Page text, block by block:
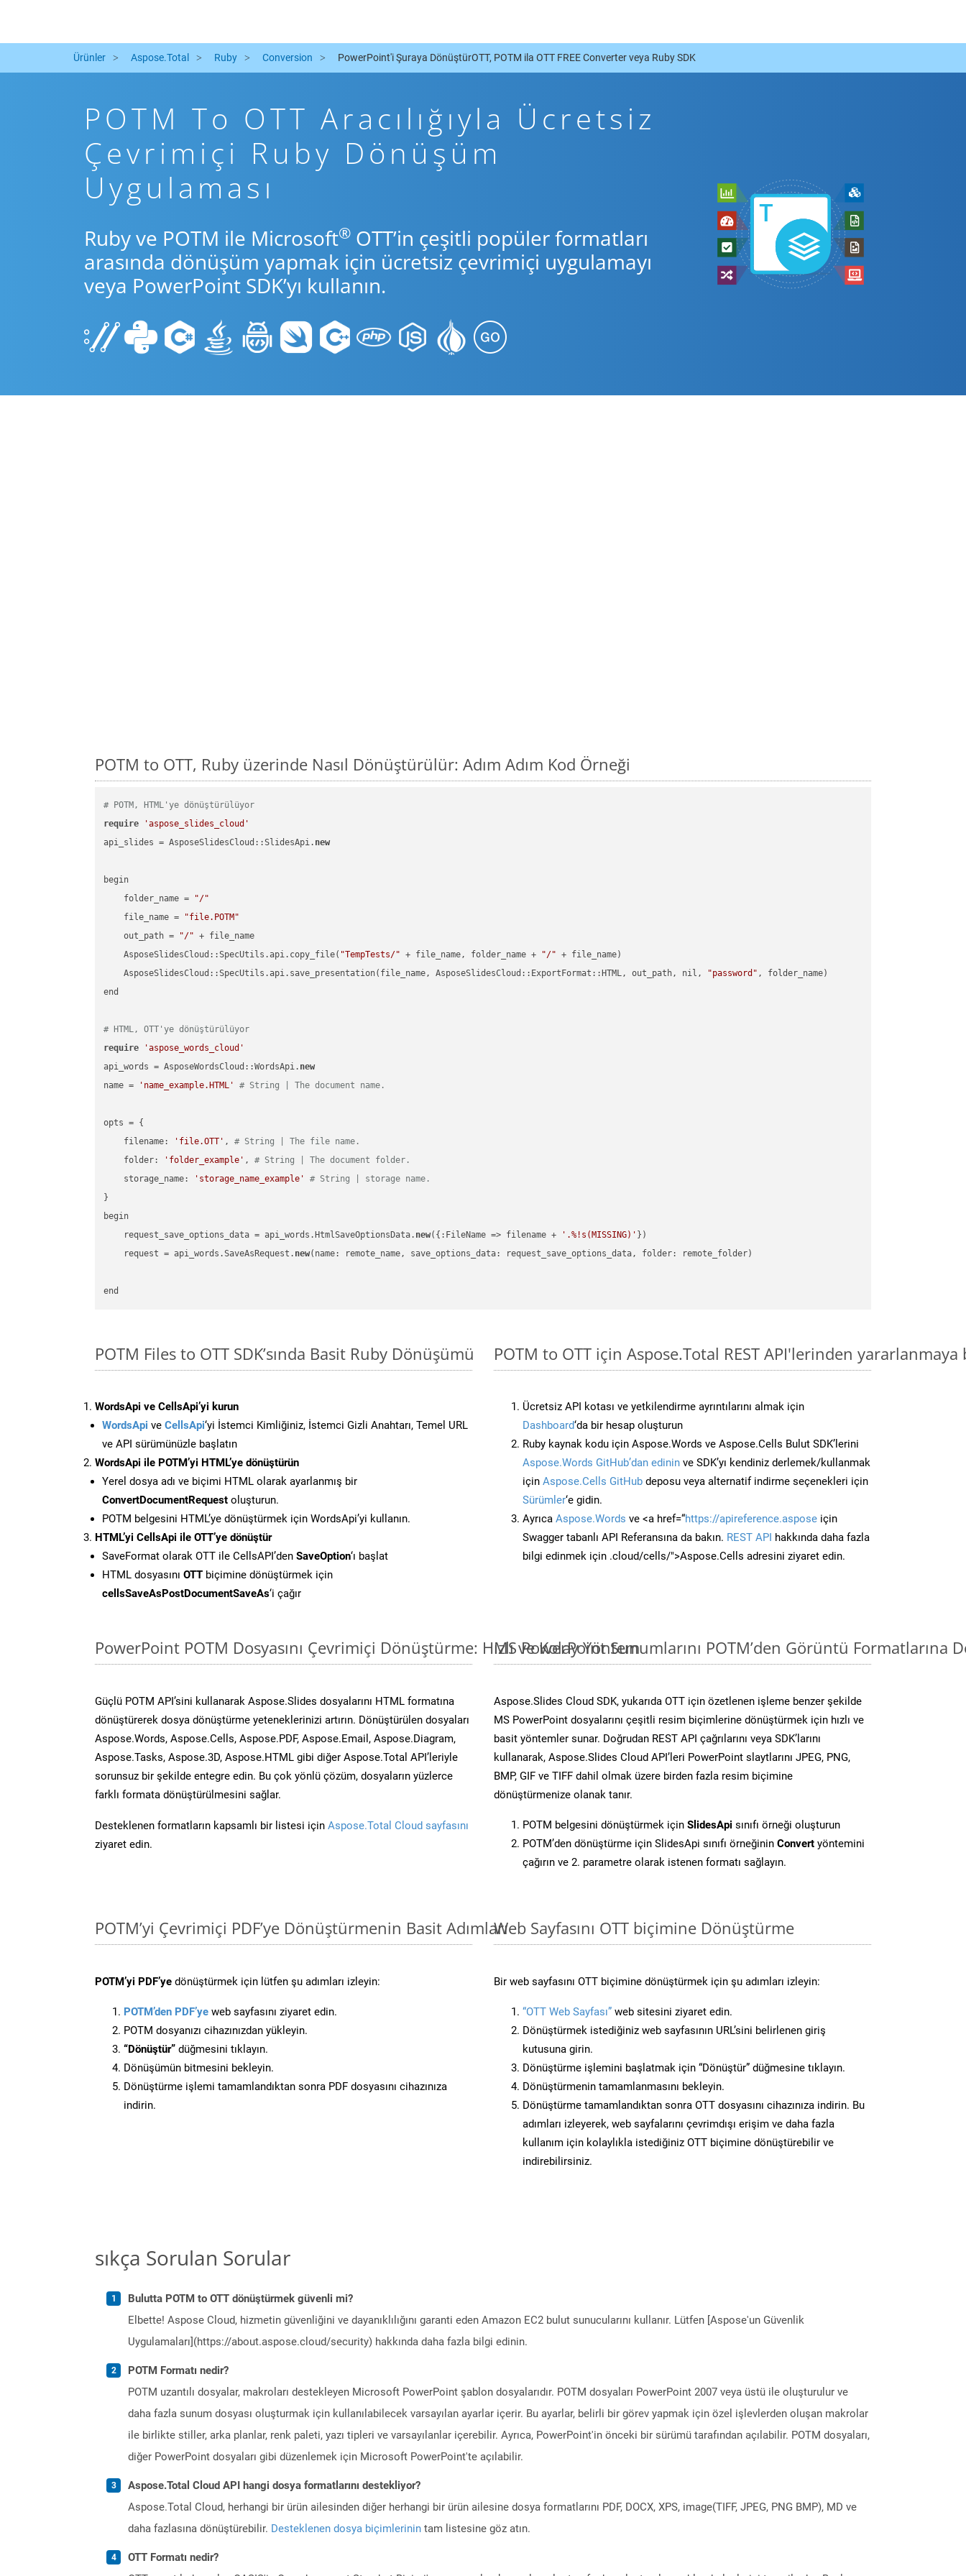
Ürünler Aspose.Total Ruby Conversion PowerPoint'i Şuraya DönüştürOTT, POTM ila OTT FREE Converter veya Ruby SDK
POTM To OTT Aracılığıyla Ücretsiz
Çevrimiçi Ruby Dönüşüm
Uygulaması
Ruby ve POTM ile Microsoft® OTT’in çeşitli popüler formatları
arasında dönüşüm yapmak için ücretsiz çevrimiçi uygulamayı
veya PowerPoint SDK’yı kullanın.
POTM to OTT, Ruby üzerinde Nasıl Dönüştürülür: Adım Adım Kod Örneği
# POTM, HTML'ye dönüştürülüyor
require
'aspose_slides_cloud'
api_slides = AsposeSlidesCloud::SlidesApi. new
begin
    folder_name =
"/"
    file_name =
"file.POTM"
    out_path =
"/" + file_name
    AsposeSlidesCloud::SpecUtils.api.copy_file(
"TempTests/" + file_name, folder_name + "/" + file_name)
    AsposeSlidesCloud::SpecUtils.api.save_presentation(file_name, AsposeSlidesCloud::ExportFormat::HTML, out_path, nil,
"password" , folder_name)
end
# HTML, OTT'ye dönüştürülüyor
require
'aspose_words_cloud'
api_words = AsposeWordsCloud::WordsApi. new
name =
'name_example.HTML' # String | The document name.
opts = {
    filename:
'file.OTT' , # String | The file name.
    folder:
'folder_example' , # String | The document folder.
    storage_name:
'storage_name_example'
# String | storage name.
}
begin
    request_save_options_data = api_words.HtmlSaveOptionsData.
new({:FileName => filename + '.%!s(MISSING)' })
    request = api_words.SaveAsRequest.
new(name: remote_name, save_options_data: request_save_options_data, folder: remote_folder)
POTM Files to OTT SDK’sında Basit Ruby Dönüşümü
WordsApi ve CellsApi’yi kurun
WordsApi ve CellsApi‘yi İstemci Kimliğiniz, İstemci Gizli Anahtarı, Temel URL
ve API sürümünüzle başlatın
WordsApi ile POTM’yi HTML’ye dönüştürün
Yerel dosya adı ve biçimi HTML olarak ayarlanmış bir
ConvertDocumentRequest oluşturun.
POTM belgesini HTML’ye dönüştürmek için WordsApi’yi kullanın.
HTML’yi CellsApi ile OTT’ye dönüştür
SaveFormat olarak OTT ile CellsAPI’den SaveOption‘ı başlat
HTML dosyasını OTT biçimine dönüştürmek için
cellsSaveAsPostDocumentSaveAs‘i çağır
POTM to OTT için Aspose.Total REST API'lerinden yararlanmaya
Ücretsiz API kotası ve yetkilendirme ayrıntılarını almak için
Dashboard‘da bir hesap oluşturun
Ruby kaynak kodu için Aspose.Words ve Aspose.Cells Bulut SDK’lerini
Aspose.Words GitHub’dan edinin ve SDK’yı kendiniz derlemek/kullanmak
için Aspose.Cells GitHub deposu veya alternatif indirme seçenekleri için
Sürümler‘e gidin.
Ayrıca Aspose.Words ve <a href=“https://apireference.aspose için
Swagger tabanlı API Referansına da bakın. REST API hakkında daha fazla
bilgi edinmek için .cloud/cells/">Aspose.Cells adresini ziyaret edin.
PowerPoint POTM Dosyasını Çevrimiçi Dönüştürme: Hızlı ve Kolay Yöntem
Güçlü POTM API’sini kullanarak Aspose.Slides dosyalarını HTML formatına
dönüştürerek dosya dönüştürme yeteneklerinizi artırın. Dönüştürülen dosyaları
Aspose.Words, Aspose.Cells, Aspose.PDF, Aspose.Email, Aspose.Diagram,
Aspose.Tasks, Aspose.3D, Aspose.HTML gibi diğer Aspose.Total API’leriyle
sorunsuz bir şekilde entegre edin. Bu çok yönlü çözüm, dosyaların yüzlerce
farklı formata dönüştürülmesini sağlar.
Desteklenen formatların kapsamlı bir listesi için Aspose.Total Cloud sayfasını
ziyaret edin.
MS PowerPoint Sunumlarını POTM’den Görüntü Formatlarına
Aspose.Slides Cloud SDK, yukarıda OTT için özetlenen işleme benzer şekilde
MS PowerPoint dosyalarını çeşitli resim biçimlerine dönüştürmek için hızlı ve
basit yöntemler sunar. Doğrudan REST API çağrılarını veya SDK’larını
kullanarak, Aspose.Slides Cloud API’leri PowerPoint slaytlarını JPEG, PNG,
BMP, GIF ve TIFF dahil olmak üzere birden fazla resim biçimine
dönüştürmenize olanak tanır.
POTM belgesini dönüştürmek için SlidesApi sınıfı örneği oluşturun
POTM’den dönüştürme için SlidesApi sınıfı örneğinin Convert yöntemini
çağırın ve 2. parametre olarak istenen formatı sağlayın.
POTM’yi Çevrimiçi PDF’ye Dönüştürmenin Basit Adımları
POTM’yi PDF’ye dönüştürmek için lütfen şu adımları izleyin:
POTM’den PDF’ye web sayfasını ziyaret edin.
POTM dosyanızı cihazınızdan yükleyin.
“Dönüştür” düğmesini tıklayın.
Dönüşümün bitmesini bekleyin.
Dönüştürme işlemi tamamlandıktan sonra PDF dosyasını cihazınıza
indirin.
Web Sayfasını OTT biçimine Dönüştürme
Bir web sayfasını OTT biçimine dönüştürmek için şu adımları izleyin:
“OTT Web Sayfası” web sitesini ziyaret edin.
Dönüştürmek istediğiniz web sayfasının URL’sini belirlenen giriş
kutusuna girin.
Dönüştürme işlemini başlatmak için “Dönüştür” düğmesine tıklayın.
Dönüştürmenin tamamlanmasını bekleyin.
Dönüştürme tamamlandıktan sonra OTT dosyasını cihazınıza indirin. Bu
adımları izleyerek, web sayfalarını çevrimdışı erişim ve daha fazla
kullanım için kolaylıkla istediğiniz OTT biçimine dönüştürebilir ve
indirebilirsiniz.
sıkça Sorulan Sorular
Bulutta POTM to OTT dönüştürmek güvenli mi?
Elbette! Aspose Cloud, hizmetin güvenliğini ve dayanıklılığını garanti eden Amazon EC2 bulut sunucularını kullanır. Lütfen [Aspose'un Güvenlik
Uygulamaları](https://about.aspose.cloud/security) hakkında daha fazla bilgi edinin.
POTM Formatı nedir?
POTM uzantılı dosyalar, makroları destekleyen Microsoft PowerPoint şablon dosyalarıdır. POTM dosyaları PowerPoint 2007 veya üstü ile oluşturulur ve
daha fazla sunum dosyası oluşturmak için kullanılabilecek varsayılan ayarlar içerir. Bu ayarlar, belirli bir görev yapmak için özel işlevlerden oluşan makrolar
ile birlikte stiller, arka planlar, renk paleti, yazı tipleri ve varsayılanlar içerebilir. Ayrıca, PowerPoint'in önceki bir sürümü tarafından açılabilir. POTM dosyaları,
diğer PowerPoint dosyaları gibi düzenlemek için Microsoft PowerPoint'te açılabilir.
Aspose.Total Cloud API hangi dosya formatlarını destekliyor?
Aspose.Total Cloud, herhangi bir ürün ailesinden diğer herhangi bir ürün ailesine dosya formatlarını PDF, DOCX, XPS, image(TIFF, JPEG, PNG BMP), MD ve
daha fazlasına dönüştürebilir. Desteklenen dosya biçimlerinin tam listesine göz atın.
OTT Formatı nedir?